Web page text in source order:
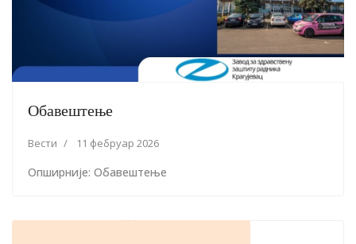
Обавештење
Вести 11 фебруар 2026
Опширније: Обавештење